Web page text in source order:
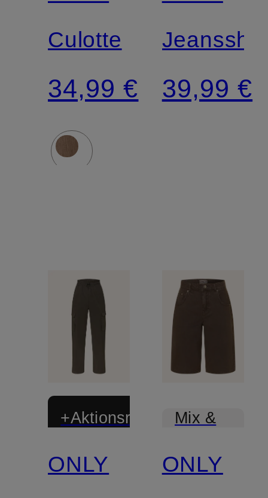
Culotte
34,99 € 39,99 €
+Aktionsrabatt
ONLY
Mix &
ONLY